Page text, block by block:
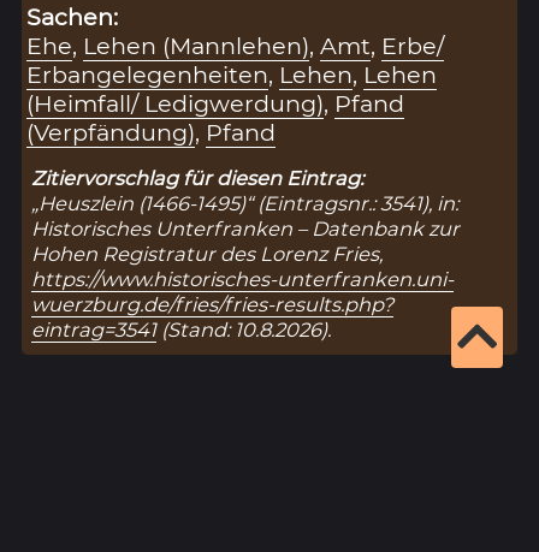
Sachen:
Ehe, Lehen (Mannlehen),Amt, Erbe/
Erbangelegenheiten, Lehen, Lehen
(Heimfall/ Ledigwerdung), Pfand
(Verpfändung), Pfand
Zitiervorschlag für diesen Eintrag:
„Heuszlein (1466-1495)“ (Eintragsnr.: 3541), in:
Historisches Unterfranken – Datenbank zur
Hohen Registratur des Lorenz Fries,
https://www.historisches-unterfranken.uni-
wuerzburg.de/fries/fries-results.php?
eintrag=3541(Stand: 10.8.2026).